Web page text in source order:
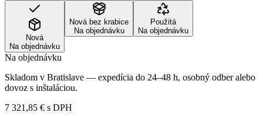
Nová
Na objednávku
Nová bez krabice
Na objednávku
Použitá
Na objednávku
Na objednávku
Skladom v Bratislave — expedícia do 24–48 h, osobný odber alebo
dovoz s inštaláciou.
7 321,85 € s DPH